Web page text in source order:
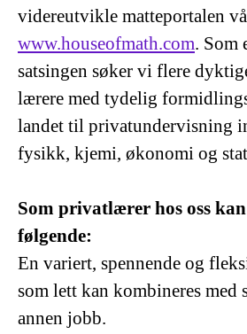
videreutvikle matteportalen
www.houseofmath.com. Som
satsingen søker vi flere
lærere med tydelig
landet til privatundervisning
fysikk, kjemi, økonomi og
Som privatlærer hos oss
følgende:
En variert, spennende og
som lett kan kombineres med
annen jobb.